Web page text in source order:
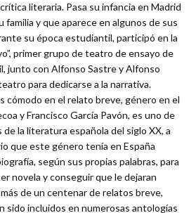
literaria. Pasa su infancia en Madrid
familia y que aparece en algunos de sus
su época estudiantil, participó en la
primer grupo de teatro de ensayo de
junto con Alfonso Sastre y Alfonso
para dedicarse a la narrativa.
cómodo en el relato breve, género en el
y Francisco García Pavón, es uno de
la literatura española del siglo XX, a
que este género tenía en España
según sus propias palabras, para
novela y conseguir que le dejaran
de un centenar de relatos breve,
sido incluidos en numerosas antologías